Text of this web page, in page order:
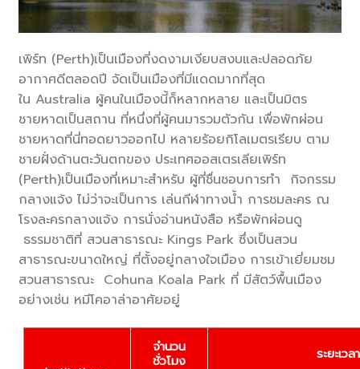
เพิร์ท (Perth)เป็นเมืองที่งดงามเงียบสงบและปลอดภัย
อากาศดีตลอดปี จัดเป็นเมืองที่มีแดดมากที่สุด
ใน Australia ผู้คนในเมืองนี้ก็หลากหลาย และเป็นมิตร
ชายหาดเป็นสถาน ที่หนึ่งที่ผู้คนมารวมตัวกัน เพื่อพักผ่อน
ชายหาดที่นี่ทอดยาวออกไป หลายรัอยกิโลเมตรเรียบ ตาม
ชายฝั่งด้านตะวันตกของ ประเทศออสเตรเลียเพิร์ท
(Perth)เป็นเมืองที่เหมาะสำหรับ ผู้ที่ชื่นชอบการทำ กิจกรรม
กลางแจ้ง ไม่ว่าจะเป็นการ เล่นกีฬาทางน้ำ การชมละคร ณ
โรงละครกลางแจ้ง การนั่งอ่านหนังสือ หรือพักผ่อนดู
ธรรมชาติที่ สวนสาธารณะ Kings Park ซึ่งเป็นสวน
สาธารณะขนาดใหญ่ ที่ตั้งอยู่กลางใจเมือง การเข้าเยี่ยมชม
สวนสาธารณะ Cohuna Koala Park ที่ มีสัตว์พื้นเมือง
อย่างเช่น หมีโคอาล่าอาศัยอยู่
จำนวน
ชั่วโมง
ระยะเว